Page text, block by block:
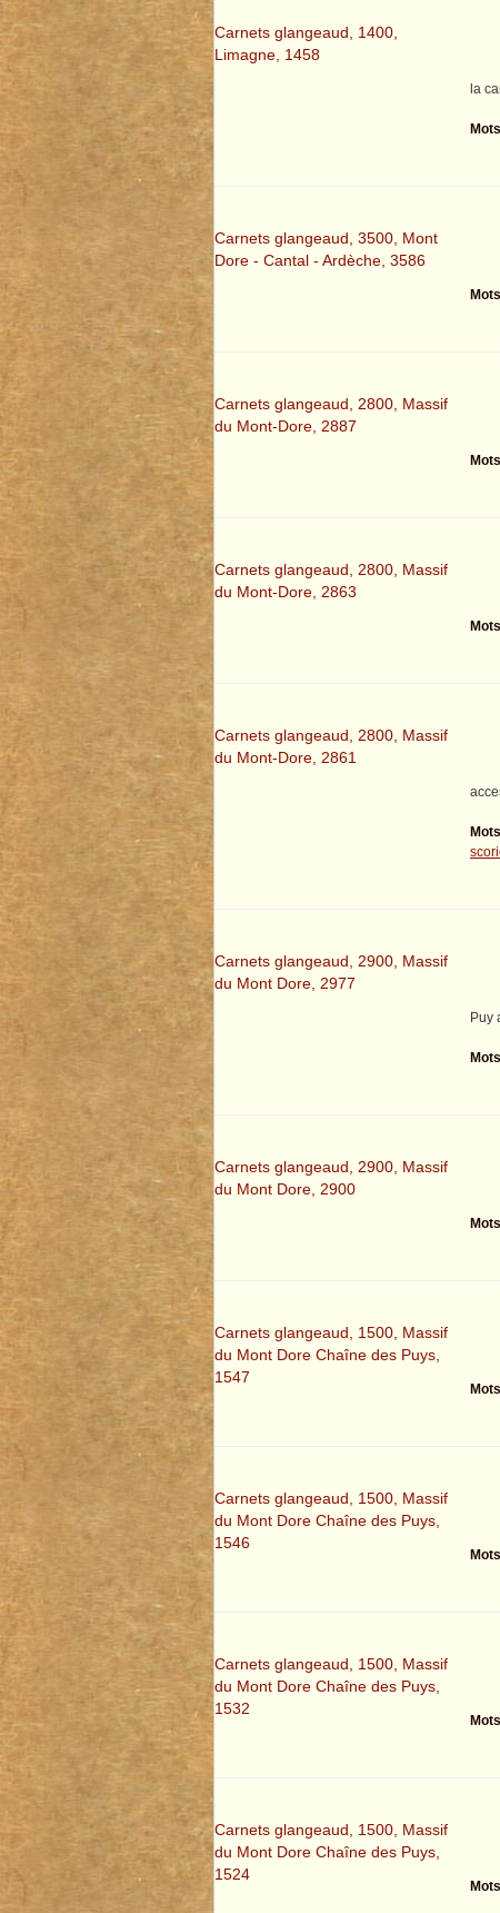
Carnets glangeaud, 1400,
Limagne, 1458
la
Carnets glangeaud, 3500, Mont
Dore - Cantal - Ardèche, 3586
Carnets glangeaud, 2800, Massif
du Mont-Dore, 2887
Carnets glangeaud, 2800, Massif
du Mont-Dore, 2863
Carnets glangeaud, 2800, Massif
du Mont-Dore, 2861
Carnets glangeaud, 2900, Massif
du Mont Dore, 2977
Puy
Carnets glangeaud, 2900, Massif
du Mont Dore, 2900
Carnets glangeaud, 1500, Massif
du Mont Dore Chaîne des Puys,
1547
Carnets glangeaud, 1500, Massif
du Mont Dore Chaîne des Puys,
1546
Carnets glangeaud, 1500, Massif
du Mont Dore Chaîne des Puys,
1532
Carnets glangeaud, 1500, Massif
du Mont Dore Chaîne des Puys,
1524